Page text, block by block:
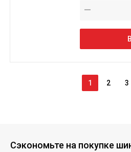
—
1 2 3
Сэкономьте на покупке